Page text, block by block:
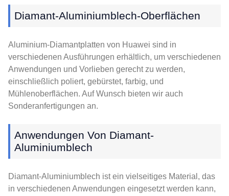
Diamant-Aluminiumblech-Oberflächen
Aluminium-Diamantplatten von Huawei sind in
verschiedenen Ausführungen erhältlich, um verschiedenen
Anwendungen und Vorlieben gerecht zu werden,
einschließlich poliert, gebürstet, farbig, und
Mühlenoberflächen. Auf Wunsch bieten wir auch
Sonderanfertigungen an.
Anwendungen Von Diamant-
Aluminiumblech
Diamant-Aluminiumblech ist ein vielseitiges Material, das
in verschiedenen Anwendungen eingesetzt werden kann,